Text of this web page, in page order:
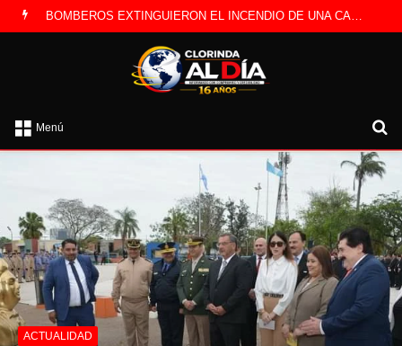
LA POLICÍA INVESTIGA ROBO A CAMBISTA OCURRIDO ESTE JUEVES
Menú
ACTUALIDAD